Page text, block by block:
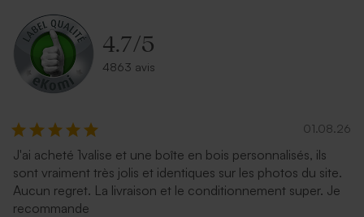
4.7/5
4863 avis
01.08.26
J'ai acheté 1valise et une boîte en bois personnalisés, ils
sont vraiment très jolis et identiques sur les photos du site.
Aucun regret. La livraison et le conditionnement super. Je
recommande